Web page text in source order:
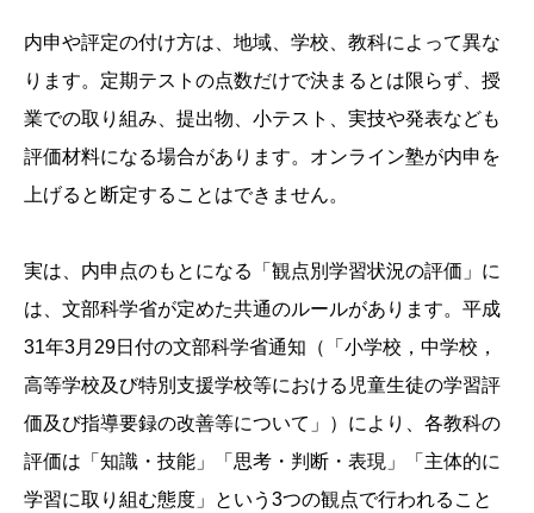
内申や評定の付け方は、地域、学校、教科によって異な
ります。定期テストの点数だけで決まるとは限らず、授
業での取り組み、提出物、小テスト、実技や発表なども
評価材料になる場合があります。オンライン塾が内申を
上げると断定することはできません。
実は、内申点のもとになる「観点別学習状況の評価」に
は、文部科学省が定めた共通のルールがあります。平成
31年3月29日付の文部科学省通知（「小学校，中学校，
高等学校及び特別支援学校等における児童生徒の学習評
価及び指導要録の改善等について」）により、各教科の
評価は「知識・技能」「思考・判断・表現」「主体的に
学習に取り組む態度」という3つの観点で行われること